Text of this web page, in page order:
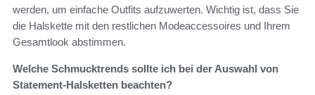
werden, um einfache Outfits aufzuwerten. Wichtig ist, dass Sie
die Halskette mit den restlichen Modeaccessoires und Ihrem
Gesamtlook abstimmen.
Welche Schmucktrends sollte ich bei der Auswahl von
Statement-Halsketten beachten?